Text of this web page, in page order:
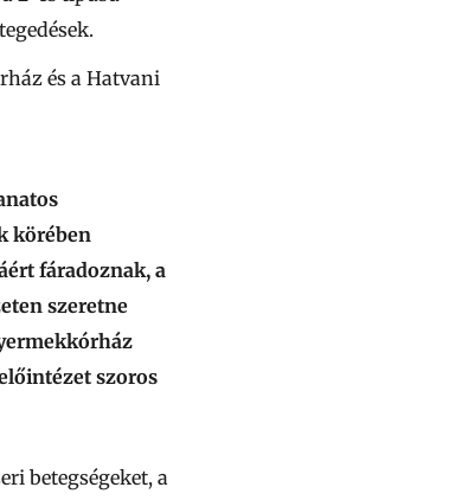
és a Hatvani
körében
fáradoznak, a
szeretne
szoros
betegségeket, a